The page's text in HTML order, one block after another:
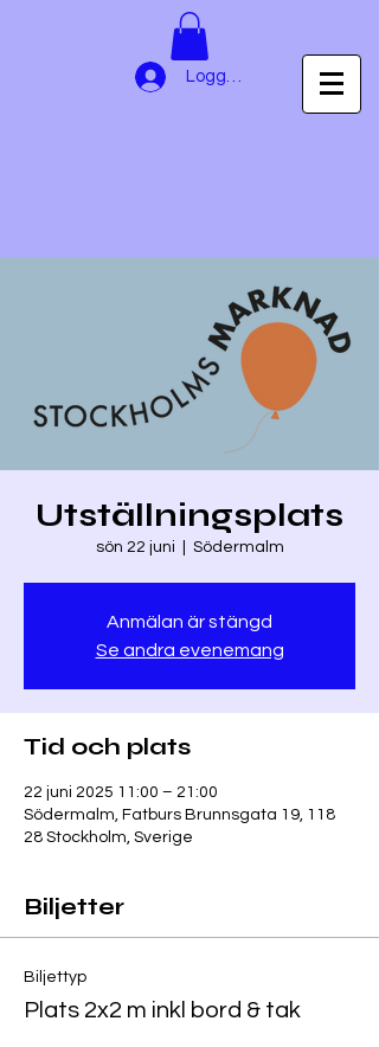
Logga in
Utställningsplats
sön 22 juni Södermalm
Anmälan är stängd
Se andra evenemang
Tid och plats
22 juni 2025 11:00 – 21:00
Södermalm, Fatburs Brunnsgata 19, 118
28 Stockholm, Sverige
Biljetter
Biljettyp
Plats 2x2 m inkl bord & tak